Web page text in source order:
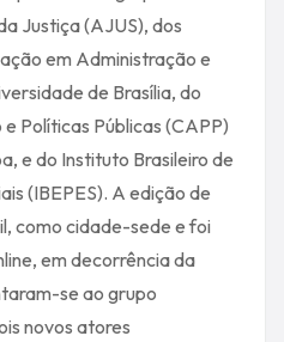
Justiça (AJUS), dos
em Administração e
de Brasília, do
Políticas Públicas (CAPP)
e do Instituto Brasileiro de
(IBEPES). A edição de
como cidade-sede e foi
em decorrência da
se ao grupo
novos atores